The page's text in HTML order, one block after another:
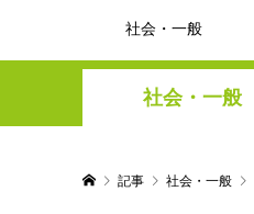
社会・一般
社会・一般
記事 社会・一般